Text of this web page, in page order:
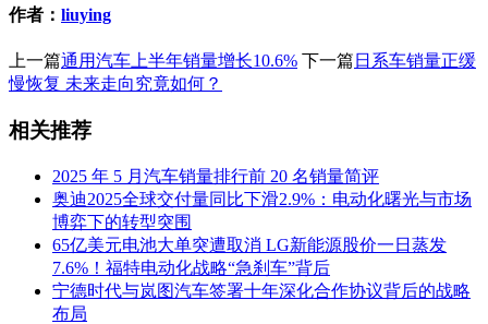
作者： liuying
上一篇通用汽车上半年销量增长10.6% 下一篇 日系车销量正缓
慢恢复 未来走向究竟如何？
相关推荐
2025 年 5 月汽车销量排行前 20 名销量简评
奥迪2025全球交付量同比下滑2.9%：电动化曙光与市场
博弈下的转型突围
65亿美元电池大单突遭取消 LG新能源股价一日蒸发
7.6%！福特电动化战略“急刹车”背后
宁德时代与岚图汽车签署十年深化合作协议背后的战略
布局